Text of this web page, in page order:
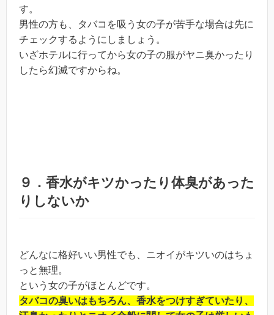
す。
男性の方も、タバコを吸う女の子が苦手な場合は先に
チェックするようにしましょう。
いざホテルに行ってから女の子の服がヤニ臭かったり
したら幻滅ですからね。
９．香水がキツかったり体臭があった
りしないか
どんなに格好いい男性でも、ニオイがキツいのはちょ
っと無理。
という女の子がほとんどです。
タバコの臭いはもちろん、香水をつけすぎていたり、